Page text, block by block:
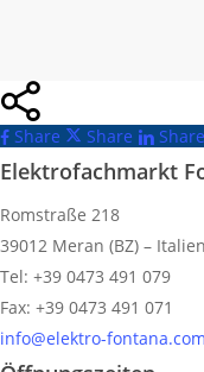
Share
Share
Share Share
Elektrofachmarkt
Romstraße 218
39012 Meran (BZ) – Italien
Tel: +39 0473 491 079
Fax: +39 0473 491 071
info@elektro-fontana.com